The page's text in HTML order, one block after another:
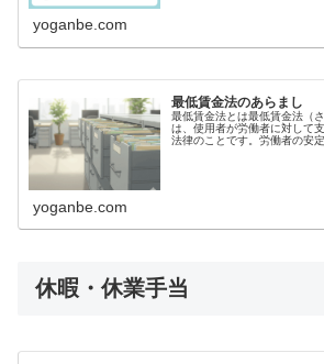
yoganbe.com
最低賃金法のあらまし
最低賃金法とは最低賃金法（
は、使用者が労働者に対して
法律のことです。労働者の安
yoganbe.com
休暇・休業手当